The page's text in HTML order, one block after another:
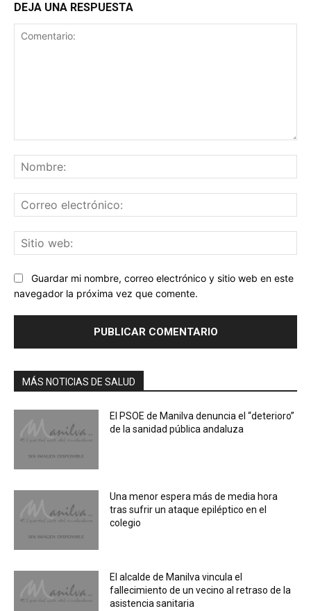
DEJA UNA RESPUESTA
Guardar mi nombre, correo electrónico y sitio web en este
navegador la próxima vez que comente.
MÁS NOTICIAS DE SALUD
El PSOE de Manilva denuncia el “deterioro”
de la sanidad pública andaluza
Una menor espera más de media hora
tras sufrir un ataque epiléptico en el
colegio
El alcalde de Manilva vincula el
fallecimiento de un vecino al retraso de la
asistencia sanitaria